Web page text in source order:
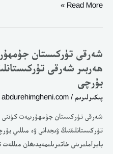
Read More »
شەرقى تۈركىستان
ھەربىر شەرقى
بۇرچى
پىكىرلىرىم/ By
abdurehimgheni.com
شەرقى تۈركىستان جۇمھۇرىيەت
تۈركىستانلىقنىڭ ۋىجدانى ۋە مىللىي
بایراملٮرٮنى خاتٮرٮلٮمەیدٮغان
شەرقى
تۈركىستان
جۇمھۇرىيەت
كۈننى
ھەربىر
شەرقى
تۈركىستانلىقنىڭ